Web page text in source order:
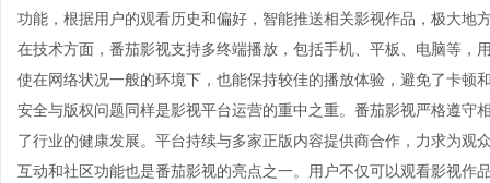
功能，根据用户的观看历史和偏好，智能推送相关影视作品，极大地
在技术方面，番茄影视支持多终端播放，包括手机、平板、电脑等，
使在网络状况一般的环境下，也能保持较佳的播放体验，避免了卡顿
安全与版权问题同样是影视平台运营的重中之重。番茄影视严格遵守
了行业的健康发展。平台持续与多家正版内容提供商合作，力求为观
互动和社区功能也是番茄影视的亮点之一。用户不仅可以观看影视作